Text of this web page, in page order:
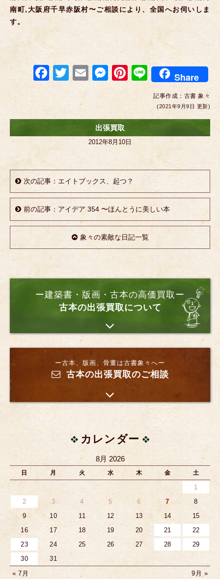
南町,大阪府千早赤阪村〜ご相談により、全国へお伺いしま
す。
F
e
b
o
o
k
T
wi
tt
er
E
m
ail
M
e
ss
e
n
er
Pi
nt
e
st
Li
n
e
Share
記事作成： 古書 象々
(2021年9月9日 更新)
出張買取
2012年8月10日
次の記事：エイトブックス、起つ？
前の記事：アイデア 354 〜ほんとうに美しい本
象々の素敵な日記一覧
ー建築書・版画・古本の高価買取ー
古本の出張買取について
ー古本、版画、骨董は古書象々へー
古本の出張買取のご相談
カレンダー
8月 2026
日 月 火 水 木 金 土
1
2
3 4 5 6 7
8
9
10 11 12 13 14
15
16
17 18 19 20 21
22
23
24 25 26 27 28
29
30
31
« 7月
9月 »